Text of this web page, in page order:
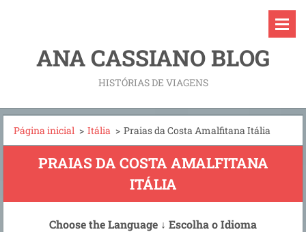
ANA CASSIANO BLOG
HISTÓRIAS DE VIAGENS
Página inicial > Itália > Praias da Costa Amalfitana Itália
PRAIAS DA COSTA AMALFITANA
ITÁLIA
Choose the Language ↓ Escolha o Idioma